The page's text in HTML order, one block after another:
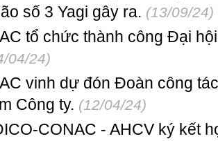
số 3 Yagi gây ra. (13/09/24)
tổ chức thành công Đại
04/24)
vinh dự đón Đoàn công
Công ty. (12/04/24)
CONAC - AHCV ký kết